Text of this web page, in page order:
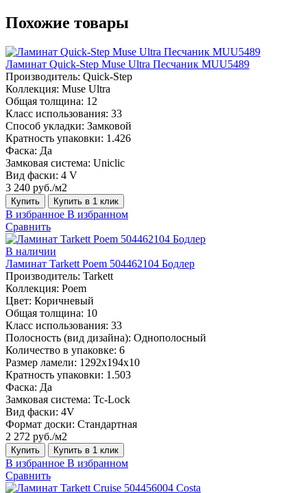
Похожие товары
Ламинат Quick-Step Muse Ultra Песчаник MUU5489
Производитель: Quick-Step
Коллекция: Muse Ultra
Общая толщина: 12
Класс использования: 33
Способ укладки: Замковой
Кратность упаковки: 1.426
Фаска: Да
Замковая система: Uniclic
Вид фаски: 4 V
3 240 руб./м2
Купить Купить в 1 клик
В избранное В избранном
Сравнить
В наличии
Ламинат Tarkett Poem 504462104 Бодлер
Производитель: Tarkett
Коллекция: Poem
Цвет: Коричневый
Общая толщина: 10
Класс использования: 33
Полосность (вид дизайна): Однополосный
Количество в упаковке: 6
Размер ламели: 1292х194х10
Кратность упаковки: 1.503
Фаска: Да
Замковая система: Tc-Lock
Вид фаски: 4V
Формат доски: Стандартная
2 272 руб./м2
Купить Купить в 1 клик
В избранное В избранном
Сравнить